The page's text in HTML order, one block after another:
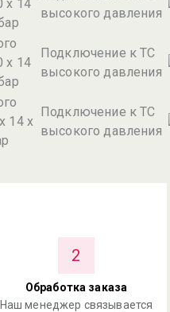
х 14
высокого давления
х 14
Подключение к ТС
высокого давления
14 х
Подключение к ТС
высокого давления
2
Обработка заказа
Наш менеджер связывается